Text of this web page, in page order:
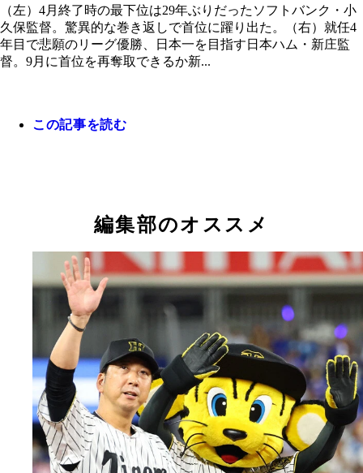
MVPに輝いたソフトバンク・柳町
徐々にバットの調子が上向きに
ク・小久保監督。驚異的な巻き返しで首位に躍り
（右）就任4年目で悲願のリーグ優勝、日本一を目
本ハム・新庄監督。9月に首位を再奪取できるか
（左）4月終了時の最下位は29年ぶりだったソフトバンク・小
久保監督。驚異的な巻き返しで首位に躍り出た。（右）就任4
年目で悲願のリーグ優勝、日本一を目指す日本ハム・新庄監
督。9月に首位を再奪取できるか新...
この記事を読む
編集部のオススメ